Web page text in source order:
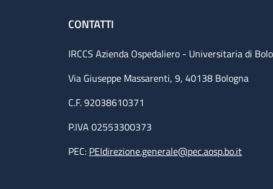
CONTATTI
IRCCS Azienda Ospedaliero - Universitaria di
Via Giuseppe Massarenti, 9, 40138 Bologna
C.F. 92038610371
P.IVA 02553300373
PEC: PEIdirezione.generale@pec.aosp.bo.it